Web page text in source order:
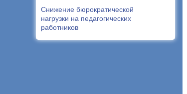
Снижение бюрократической
нагрузки на педагогических
работников